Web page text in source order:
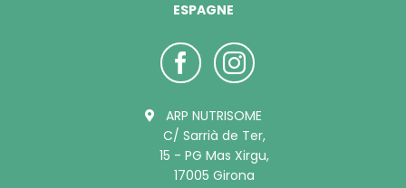
ESPAGNE
ARP NUTRISOME
C/ Sarrià de Ter,
15 - PG Mas Xirgu,
17005 Girona